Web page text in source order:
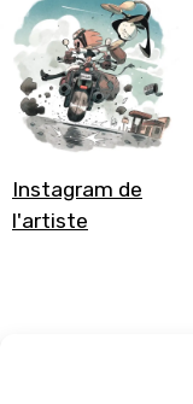
Instagram de
l'artiste